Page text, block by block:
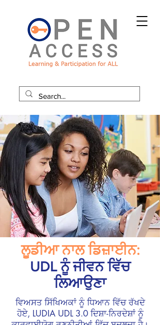
ਲੂਡੀਆ ਨਾਲ ਡਿਜ਼ਾਈਨ:
UDL ਨੂੰ ਜੀਵਨ ਵਿੱਚ
ਲਿਆਉਣਾ
ਵਿਅਸਤ ਸਿੱਖਿਅਕਾਂ ਨੂੰ ਧਿਆਨ ਵਿੱਚ ਰੱਖਦੇ
ਹੋਏ, LUDIA UDL 3.0 ਦਿਸ਼ਾ-ਨਿਰਦੇਸ਼ਾਂ ਨੂੰ